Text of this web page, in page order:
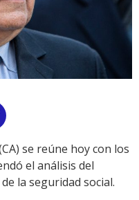
Linkse reúne hoy con los
el análisis del
la seguridad social.